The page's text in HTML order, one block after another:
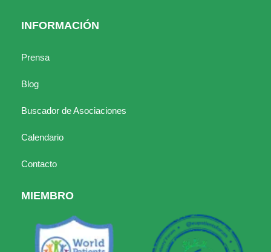
INFORMACIÓN
Prensa
Blog
Buscador de Asociaciones
Calendario
Contacto
MIEMBRO